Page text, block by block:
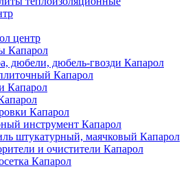
центр
Капарол
дюбели, дюбель-гвозди Капарол
Капарол
Капарол
Капарол
инструмент Капарол
штукатурный, маячковый Капарол
и очистители Капарол
Капарол